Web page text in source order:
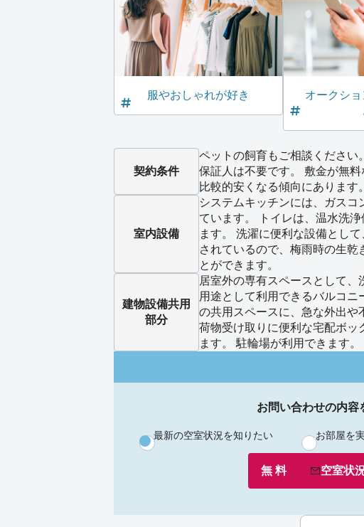
服やおしゃれが好き
オークシ
契約条件
ペットの飼育もご相談ください
保証人は不要です。 敷金が無
比較的安くなる傾向にあります。
室内設備
システムキッチンには、ガスコ
ています。 トイレは、温水洗
ます。 洗濯に便利な設備とし
されているので、梅雨時の生乾
とができます。
建物設備共用
部分
居室外の専有スペースとして、
用途として利用できるバルコニ
の共用スペースに、急な外出や
荷物受け取りに便利な宅配ボッ
ます。 駐輪場が利用できます。
お問い合わせの内容
最新の空室状況を知りたい お部屋を
無 料 空室状